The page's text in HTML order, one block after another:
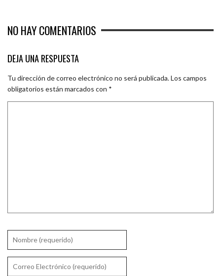
NO HAY COMENTARIOS
DEJA UNA RESPUESTA
Tu dirección de correo electrónico no será publicada.Los campos
obligatorios están marcados con *